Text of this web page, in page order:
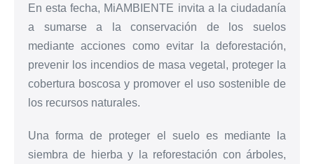
En esta fecha, MiAMBIENTE invita a la ciudadanía
a sumarse a la conservación de los suelos
mediante acciones como evitar la deforestación,
prevenir los incendios de masa vegetal, proteger la
cobertura boscosa y promover el uso sostenible de
los recursos naturales.
Una forma de proteger el suelo es mediante la
siembra de hierba y la reforestación con árboles,